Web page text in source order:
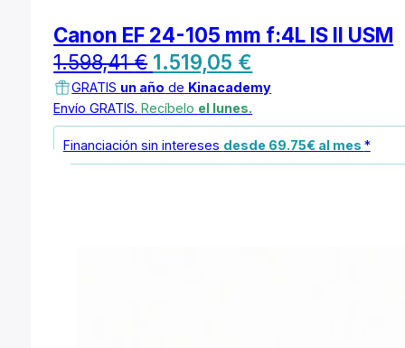
Canon EF 24-105 mm f:4L IS II USM
1.598,41€ El
precio
original
era:
1.519,05 €
precio
actual
es:
GRATIS un año de Kinacademy
Envío GRATIS.Recíbelo el lunes.
Financiación sin intereses desde 69.75€ al mes *